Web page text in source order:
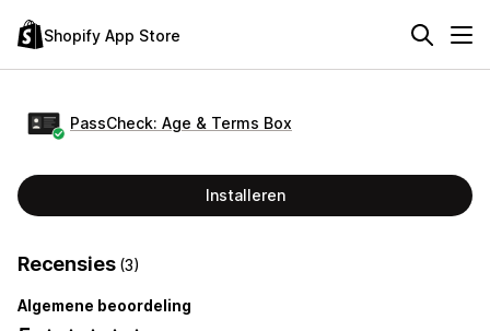
Shopify App Store
PassCheck: Age & Terms Box
Installeren
Recensies (3)
Algemene beoordeling